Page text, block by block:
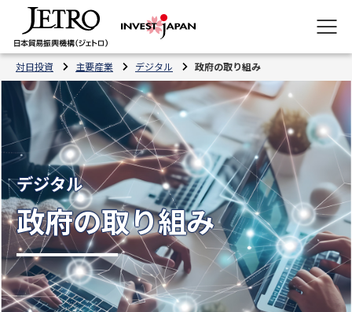
対日投資 主要産業 デジタル 政府の取り組み
デジタル
政府の取り組み